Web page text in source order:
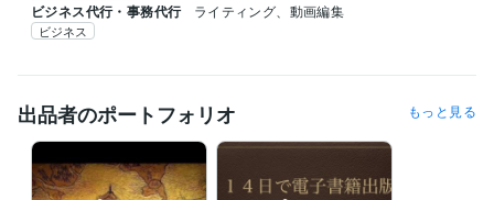
ビジネス代行・事務代行 ライティング、動画編集
ビジネス
出品者のポートフォリオ もっと見る